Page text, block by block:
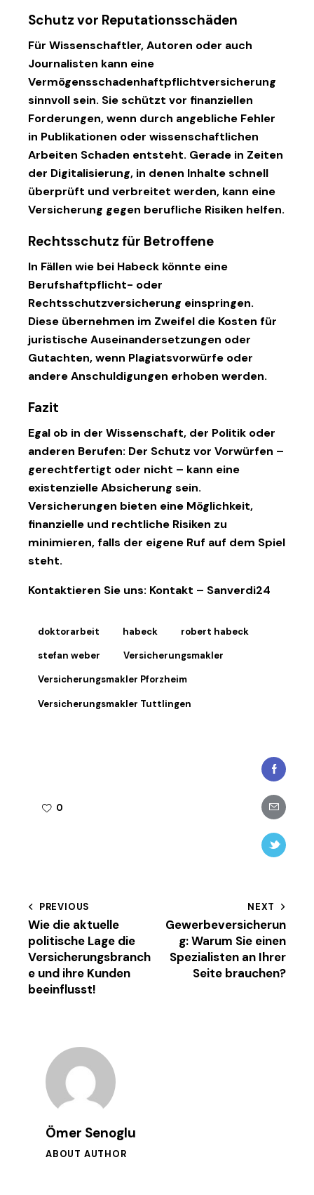
Schutz vor Reputationsschäden
Für Wissenschaftler, Autoren oder auch
Journalisten kann eine
Vermögensschadenhaftpflichtversicherung
sinnvoll sein. Sie schützt vor finanziellen
Forderungen, wenn durch angebliche Fehler
in Publikationen oder wissenschaftlichen
Arbeiten Schaden entsteht. Gerade in Zeiten
der Digitalisierung, in denen Inhalte schnell
überprüft und verbreitet werden, kann eine
Versicherung gegen berufliche Risiken helfen.
Rechtsschutz für Betroffene
In Fällen wie bei Habeck könnte eine
Berufshaftpflicht- oder
Rechtsschutzversicherung einspringen.
Diese übernehmen im Zweifel die Kosten für
juristische Auseinandersetzungen oder
Gutachten, wenn Plagiatsvorwürfe oder
andere Anschuldigungen erhoben werden.
Fazit
Egal ob in der Wissenschaft, der Politik oder
anderen Berufen: Der Schutz vor Vorwürfen –
gerechtfertigt oder nicht – kann eine
existenzielle Absicherung sein.
Versicherungen bieten eine Möglichkeit,
finanzielle und rechtliche Risiken zu
minimieren, falls der eigene Ruf auf dem Spiel
steht.
Kontaktieren Sie uns: Kontakt – Sanverdi24
doktorarbeit habeck robert habeck
stefan weber Versicherungsmakler
Versicherungsmakler Pforzheim
Versicherungsmakler Tuttlingen
0
Facebook
Share-
email
Twitter-
Beitragsnavigation
PREVIOUS
Wie die aktuelle
politische Lage die
Versicherungsbranch
e und ihre Kunden
beeinflusst!
NEXT
Gewerbeversicherun
g: Warum Sie einen
Spezialisten an Ihrer
Seite brauchen?
Ömer Senoglu
ABOUT AUTHOR